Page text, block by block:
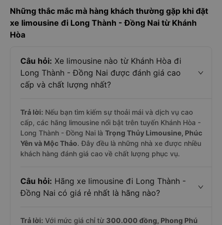
Những thắc mắc mà hàng khách thường gặp khi đặt
xe limousine đi Long Thành - Đồng Nai từ Khánh
Hòa
Câu hỏi: Xe limousine nào từ Khánh Hòa đi
Long Thành - Đồng Nai được đánh giá cao
cấp và chất lượng nhất?
Trả lời: Nếu bạn tìm kiếm sự thoải mái và dịch vụ cao
cấp, các hãng limousine nổi bật trên tuyến Khánh Hòa -
Long Thành - Đồng Nai là Trọng Thủy Limousine, Phúc
Yên và Mộc Thảo. Đây đều là những nhà xe được nhiều
khách hàng đánh giá cao về chất lượng phục vụ.
Câu hỏi: Hãng xe limousine đi Long Thành -
Đồng Nai có giá rẻ nhất là hãng nào?
Trả lời: Với mức giá chỉ từ 300.000 đồng, Phong Phú